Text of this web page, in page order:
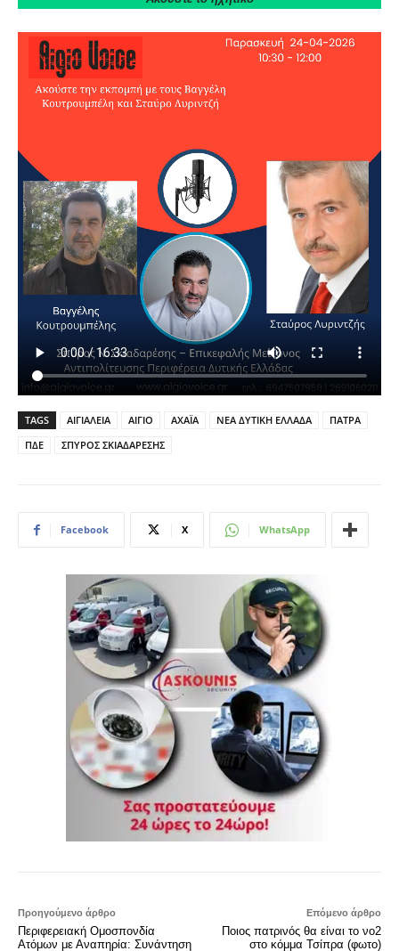
TAGS ΑΙΓΙΑΛΕΙΑ ΑΙΓΙΟ ΑΧΑΪΑ ΝΕΑ ΔΥΤΙΚΗ ΕΛΛΑΔΑ
ΠΑΤΡΑ
ΠΔΕ
ΣΠΥΡΟΣ ΣΚΙΑΔΑΡΕΣΗΣ
Facebook X WhatsApp
Προηγούμενο άρθρο
Περιφερειακή Ομοσπονδία
Ατόμων με Αναπηρία: Συνάντηση
Επόμενο άρθρο
Ποιος πατρινός θα είναι το νο2
στο κόμμα Τσίπρα (φωτο)